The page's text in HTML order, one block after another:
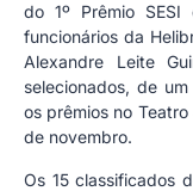
do 1º Prêmio
funcionários da
Alexandre Leite
selecionados, de
os prêmios no
de novembro.
Os 15 classificados